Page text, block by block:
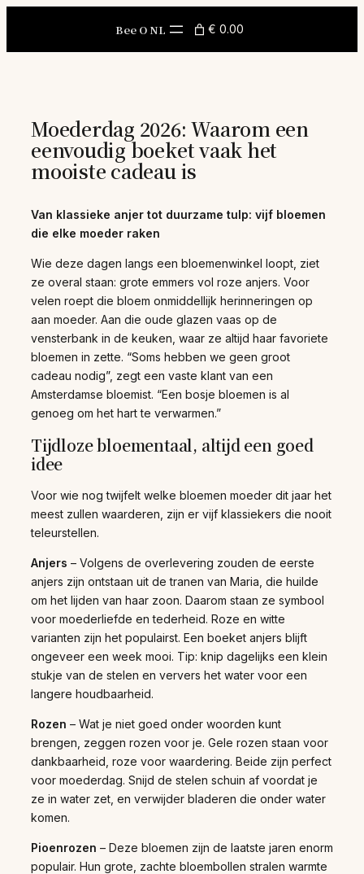
Bee O NL € 0.00
Moederdag 2026: Waarom een
eenvoudig boeket vaak het
mooiste cadeau is
Van klassieke anjer tot duurzame tulp: vijf bloemen
die elke moeder raken
Wie deze dagen langs een bloemenwinkel loopt, ziet
ze overal staan: grote emmers vol roze anjers. Voor
velen roept die bloem onmiddellijk herinneringen op
aan moeder. Aan die oude glazen vaas op de
vensterbank in de keuken, waar ze altijd haar favoriete
bloemen in zette. “Soms hebben we geen groot
cadeau nodig”, zegt een vaste klant van een
Amsterdamse bloemist. “Een bosje bloemen is al
genoeg om het hart te verwarmen.”
Tijdloze bloementaal, altijd een goed
idee
Voor wie nog twijfelt welke bloemen moeder dit jaar het
meest zullen waarderen, zijn er vijf klassiekers die nooit
teleurstellen.
Anjers – Volgens de overlevering zouden de eerste
anjers zijn ontstaan uit de tranen van Maria, die huilde
om het lijden van haar zoon. Daarom staan ze symbool
voor moederliefde en tederheid. Roze en witte
varianten zijn het populairst. Een boeket anjers blijft
ongeveer een week mooi. Tip: knip dagelijks een klein
stukje van de stelen en ververs het water voor een
langere houdbaarheid.
Rozen – Wat je niet goed onder woorden kunt
brengen, zeggen rozen voor je. Gele rozen staan voor
dankbaarheid, roze voor waardering. Beide zijn perfect
voor moederdag. Snijd de stelen schuin af voordat je
ze in water zet, en verwijder bladeren die onder water
komen.
Pioenrozen – Deze bloemen zijn de laatste jaren enorm
populair. Hun grote, zachte bloembollen stralen warmte